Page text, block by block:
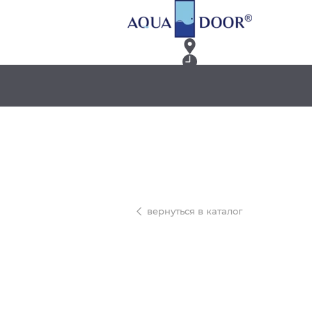
вернуться в каталог